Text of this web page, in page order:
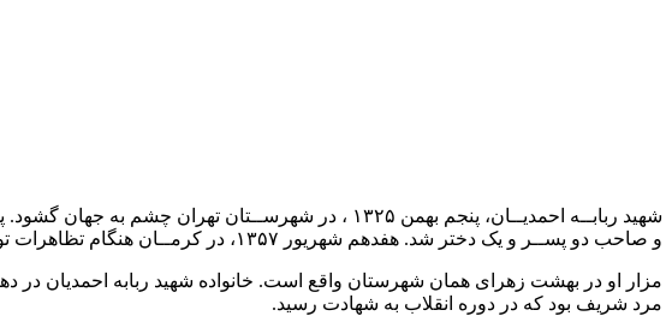
و صاحب دو پســر و یک دختر شد. هفدهم شهریور ۱۳۵۷، در کرمــان هنگام تظاهرات توســط عوامل رژیم شاهنشــاهی بر اثر اصابت گلوله شهید شــد.
مزار او در بهشت زهرای همان شهرستان واقع است. خانواده شهید ربابه احمدیان در
مرد شریف بود که در دوره انقلاب به شهادت رسید.